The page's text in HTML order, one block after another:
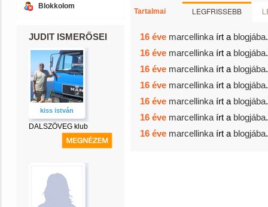
Blokkolom
JUDIT ISMERŐSEI
kiss istván
DALSZÖVEG klub
Tartalmai LEGFRISSEBB
16 éve marcellinka írt a blogjába.
16 éve marcellinka írt a blogjába.
16 éve marcellinka írt a blogjába.
16 éve marcellinka írt a blogjába.
16 éve marcellinka írt a blogjába.
16 éve marcellinka írt a blogjába.
16 éve marcellinka írt a blogjába.